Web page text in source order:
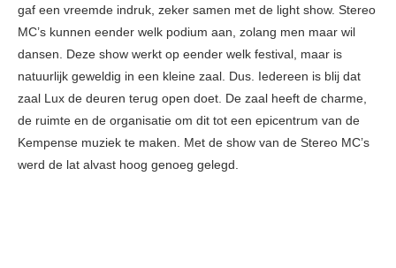
gaf een vreemde indruk, zeker samen met de light show. Stereo
MC’s kunnen eender welk podium aan, zolang men maar wil
dansen. Deze show werkt op eender welk festival, maar is
natuurlijk geweldig in een kleine zaal. Dus. Iedereen is blij dat
zaal Lux de deuren terug open doet. De zaal heeft de charme,
de ruimte en de organisatie om dit tot een epicentrum van de
Kempense muziek te maken. Met de show van de Stereo MC’s
werd de lat alvast hoog genoeg gelegd.